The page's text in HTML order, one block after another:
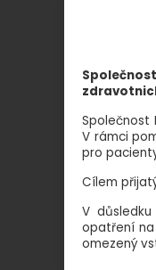
Společnost
V rámci
pro
Cílem
V
opatření na
omezený